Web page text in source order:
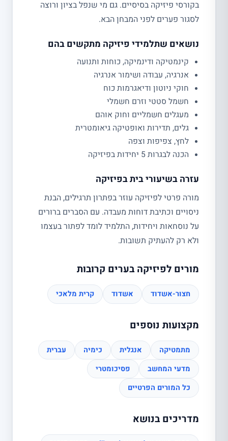
בקורסי פיזיקה בסיסיים. גם מי שנפל בציון ורוצה
לסגור פערים לפני המבחן הבא.
נושאים שתלמידי פיזיקה מתקשים בהם
קינמטיקה ודינמיקה, כוחות ותנועה
אנרגיה, עבודה ושימור אנרגיה
חוקי ניוטון ודיאגרמות כוח
חשמל סטטי וזרם חשמלי
מעגלים חשמליים וחוק אוהם
גלים, תדירות ואופטיקה גיאומטרית
לחץ, צפיפות וצפה
הכנה לבגרות 5 יחידות בפיזיקה
עזרה בשיעורי בית בפיזיקה
מורה פרטי לפיזיקה עוזר בפתרון תרגילים, הבנת
ניסויים וכתיבת דוחות מעבדה. עם הסברים ברורים
על נוסחאות ויחידות, התלמיד לומד לפתור בעצמו
ולא רק להעתיק תשובות.
מורים לפיזיקה בערים קרובות
חצור-אשדוד אשדוד קרית מלאכי
מקצועות נוספים
מתמטיקה אנגלית כימיה
עברית
מדעי המחשב
פסיכומטרי
כל המורים הפרטיים
מדריכים בנושא